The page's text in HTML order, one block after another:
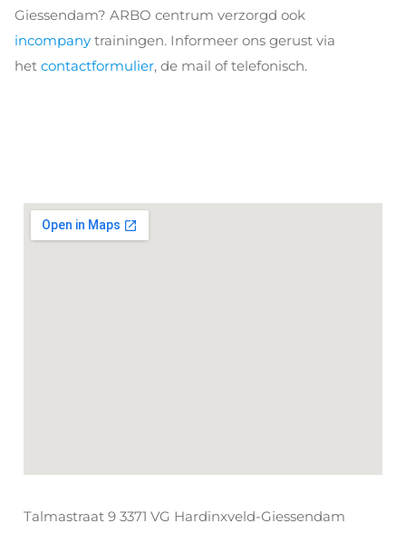
Giessendam? ARBO centrum verzorgd ook
incompany trainingen. Informeer ons gerust via
het contactformulier, de mail of telefonisch.
Talmastraat 9 3371 VG Hardinxveld-Giessendam